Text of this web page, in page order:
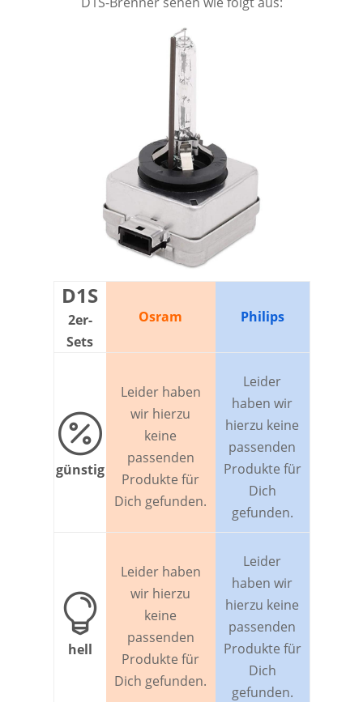
D1S
2er-
Sets
Osram Philips

günstig
Leider haben
wir hierzu
keine
passenden
Produkte für
Dich gefunden.
Leider
haben wir
hierzu keine
passenden
Produkte für
Dich
gefunden.

hell
Leider haben
wir hierzu
keine
passenden
Produkte für
Dich gefunden.
Leider
haben wir
hierzu keine
passenden
Produkte für
Dich
gefunden.